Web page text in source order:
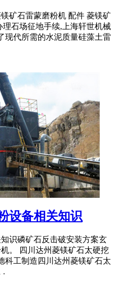
矿石雷蒙磨粉机 配件 菱镁矿
石场征地手续,上海轩世机械
现代所需的水泥质量硅藻土雷
设备相关知识
识磷矿石反击破安装方案玄
。 四川达州菱镁矿石太硬挖
科工制造四川达州菱镁矿石太
.